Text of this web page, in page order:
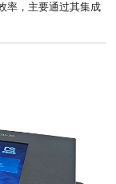
率，主要通过其集成
业级标准宽温设